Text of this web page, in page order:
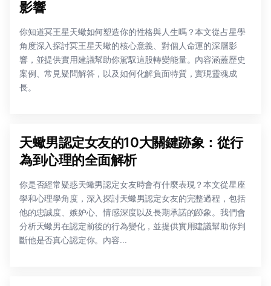
影響
你知道冥王星天蠍如何塑造你的性格與人生嗎？本文從占星學
角度深入探討冥王星天蠍的核心意義、對個人命運的深層影
響，並提供實用建議幫助你駕馭這股轉變能量。內容涵蓋歷史
案例、常見疑問解答，以及如何化解負面特質，實現靈魂成
長。
天蠍男認定女友的10大關鍵跡象：從行
為到心理的全面解析
你是否經常疑惑天蠍男認定女友時會有什麼表現？本文從星座
學和心理學角度，深入探討天蠍男認定女友的完整過程，包括
他的忠誠度、嫉妒心、情感深度以及長期承諾的跡象。我們會
分析天蠍男在認定前後的行為變化，並提供實用建議幫助你判
斷他是否真心認定你。內容...